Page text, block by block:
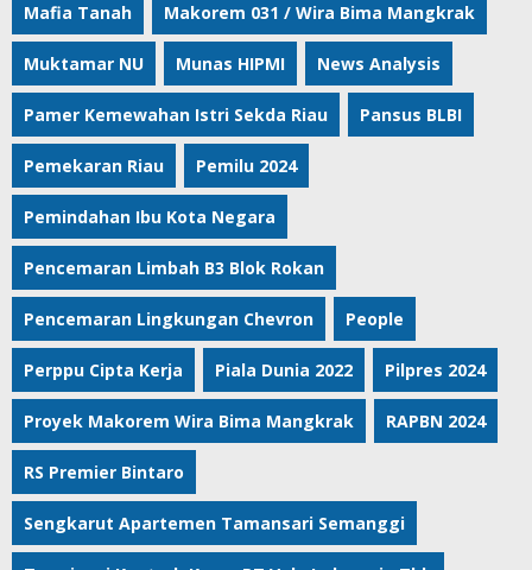
Mafia Tanah Makorem 031 / Wira Bima Mangkrak
Muktamar NU Munas HIPMI News Analysis
Pamer Kemewahan Istri Sekda Riau Pansus BLBI
Pemekaran Riau Pemilu 2024
Pemindahan Ibu Kota Negara
Pencemaran Limbah B3 Blok Rokan
Pencemaran Lingkungan Chevron People
Perppu Cipta Kerja Piala Dunia 2022 Pilpres 2024
Proyek Makorem Wira Bima Mangkrak RAPBN 2024
RS Premier Bintaro
Sengkarut Apartemen Tamansari Semanggi